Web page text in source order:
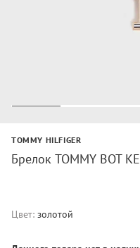
TOMMY HILFIGER
Брелок TOMMY BOT
Цвет: золотой